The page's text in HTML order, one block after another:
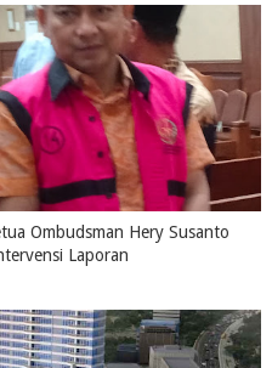
Ombudsman Hery Susanto
Laporan